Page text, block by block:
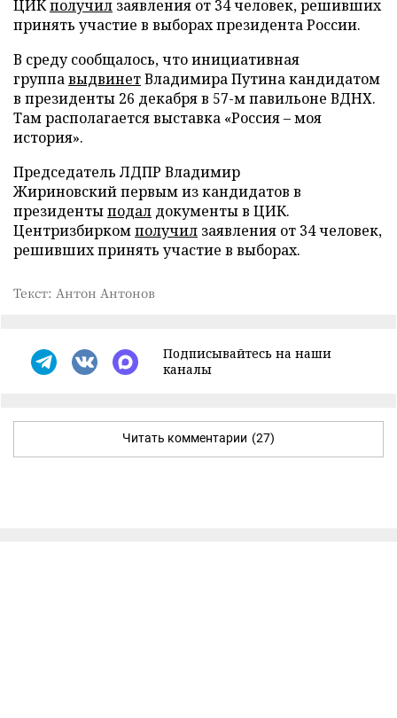
ЦИКполучил заявления от 34 человек, решивших
принять участие в выборах президента России.
В среду сообщалось, что инициативная
группавыдвинетВладимира Путина кандидатом
в президенты 26 декабря в 57-м павильоне ВДНХ.
Там располагается выставка «Россия – моя
история».
Председатель ЛДПР Владимир
Жириновский первым из кандидатов в
президентыподал документы в ЦИК.
Центризбиркомполучил заявления от 34 человек,
решивших принять участие в выборах.
Текст: Антон Антонов
Подписывайтесь на наши
каналы
Читать комментарии (27)